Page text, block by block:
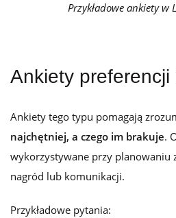
Przykładowe ankiety w
Ankiety preferencji
Ankiety tego typu pomagają
najchętniej, a czego im brakuje.
wykorzystywane przy planowaniu
nagród lub komunikacji.
Przykładowe pytania: